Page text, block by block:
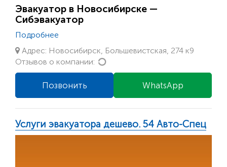
Эвакуатор в Новосибирске —
Сибэвакуатор
Подробнее
Адрес: Новосибирск, Большевистская, 274 к9
Отзывов о компании:
WhatsApp
Позвонить
Услуги эвакуатора дешево. 54 Авто-Спец